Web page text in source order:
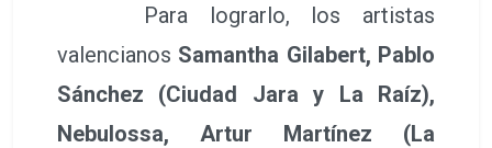
Para lograrlo, los artistas
valencianos Samantha Gilabert, Pablo
Sánchez (Ciudad Jara y La Raíz),
Nebulossa, Artur Martínez (La